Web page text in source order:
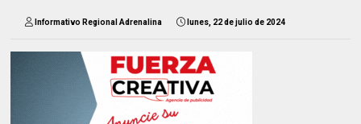
Informativo Regional Adrenalina lunes, 22 de julio de 2024